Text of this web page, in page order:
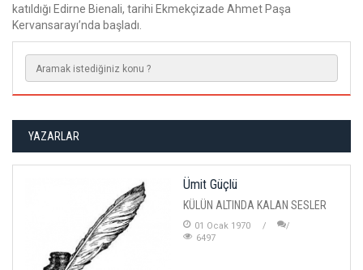
katıldığı Edirne Bienali, tarihi Ekmekçizade Ahmet Paşa
Kervansarayı’nda başladı.
YAZARLAR
Ümit Güçlü
KÜLÜN ALTINDA KALAN SESLER
01 Ocak 1970
6497